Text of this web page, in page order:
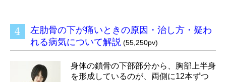
左肋骨の下が痛いときの原因・治し方・疑わ
れる病気について解説 (55,250pv)
身体の鎖骨の下部部分から、胸部上半身
を形成しているのが、両側に12本ずつ